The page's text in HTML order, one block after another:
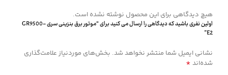
هیچ دیدگاهی برای این محصول نوشته نشده است.
اولین نفری باشید که دیدگاهی را ارسال می کنید برای “موتور برق بنزینی سری GR9500-
E2”
نشانی ایمیل شما منتشر نخواهد شد. بخش‌های موردنیاز علامت‌گذاری
شده‌اند *